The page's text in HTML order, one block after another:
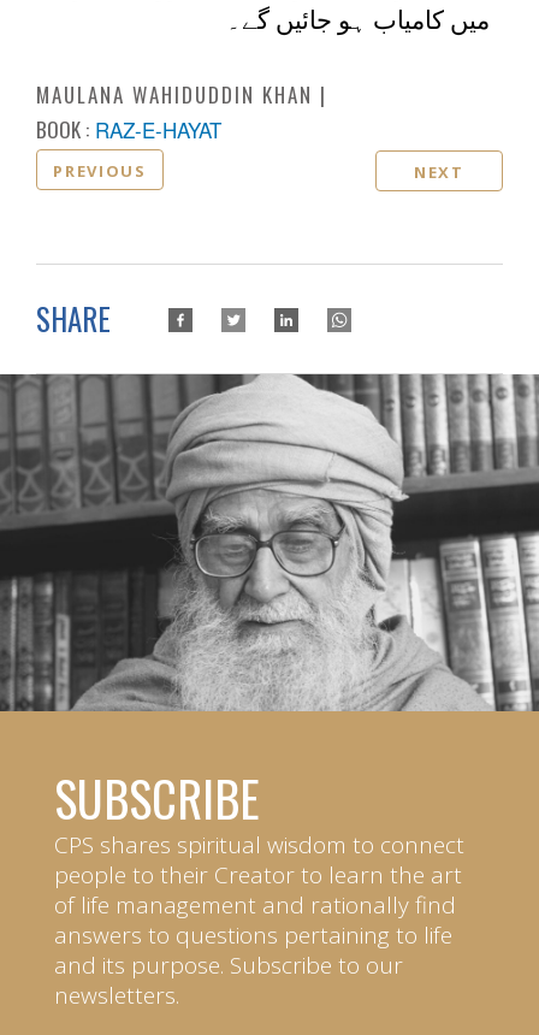
میں کامیاب ہو جائیں گے۔
MAULANA WAHIDUDDIN KHAN
BOOK : RAZ-E-HAYAT
PREVIOUS NEXT
SHARE
SUBSCRIBE
CPS shares spiritual wisdom to connect
people to their Creator to learn the art
of life management and rationally find
answers to questions pertaining to life
and its purpose. Subscribe to our
newsletters.